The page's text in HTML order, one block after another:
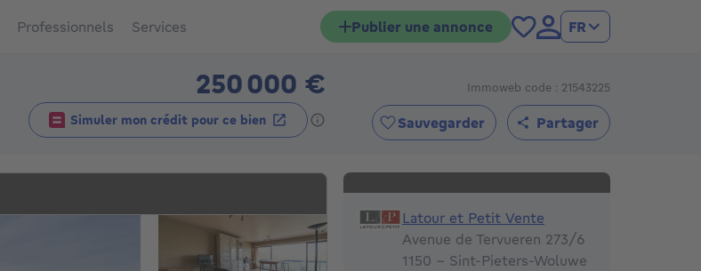
Professionnels Services Publier une annonce FR
250 000 €250000€
Simuler mon crédit pour ce bien
Immoweb code : 21543225
Sauvegarder Partager
Latour et Petit Vente
Latour et Petit Vente
Avenue de Tervueren 273/6
1150 - Sint-Pieters-Woluwe